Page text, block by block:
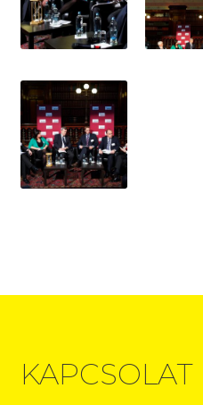
KAPCSOLAT